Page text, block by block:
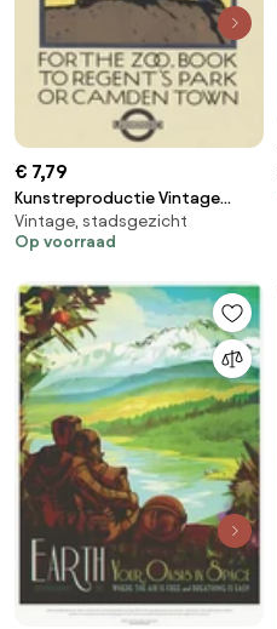
€ 7,79
Kunstreproductie Vintage
London Zoo Poster (Featuring
Penguins)
Vintage, stadsgezicht
Op voorraad